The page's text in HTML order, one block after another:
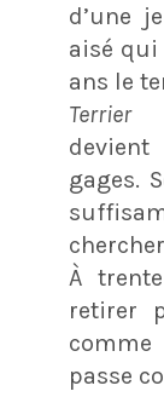
d’une
aisé
ans le
Terrier
gages.
À
retirer
passe